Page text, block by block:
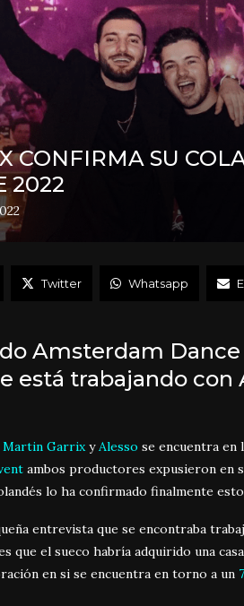
CONFIRMA SU
2022
Twitter Whatsapp
Amsterdam
está trabajando con
Martin GarrixyAlesso se encuentra en
ambos productores expusieron en
lo ha confirmado finalmente
entrevista que se encontraba
que el sueco habría adquirido una
en si se encuentra en torno a un